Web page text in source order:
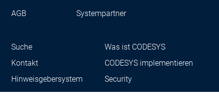
NetzwerkNetzwerk
Distributoren
Partnerschaften
Education
AGB
Systempartner
Suche
Kontakt
Hinweisgebersystem
Was ist CODESYS
CODESYS implementieren
Security